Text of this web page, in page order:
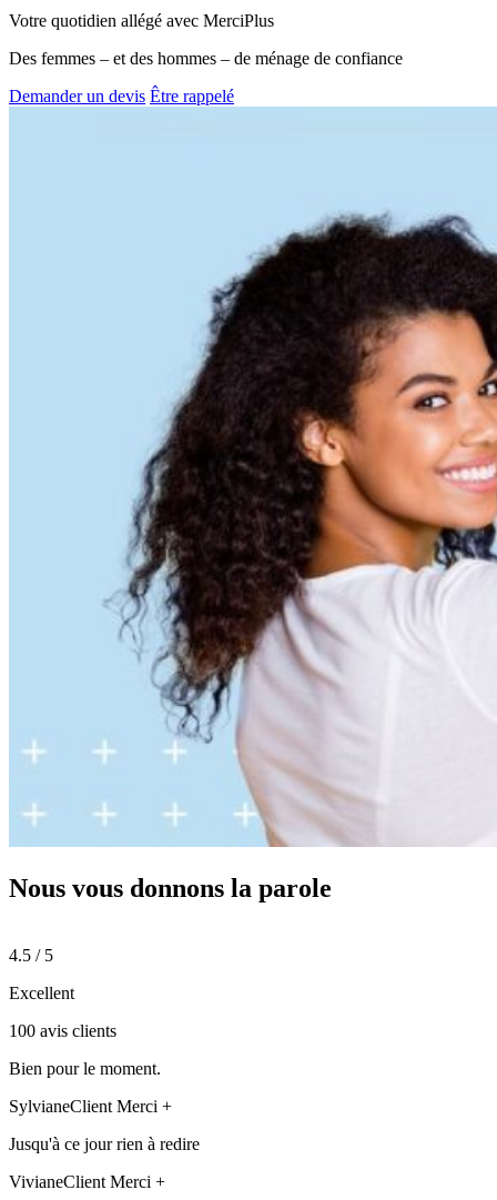
Votre quotidien allégé avec MerciPlus
Des femmes – et des hommes – de ménage de confiance
Demander un devis Être rappelé
Nous vous donnons la parole
4.5 / 5
Excellent
100 avis clients
Bien pour le moment.
SylvianeClient Merci +
Jusqu'à ce jour rien à redire
VivianeClient Merci +